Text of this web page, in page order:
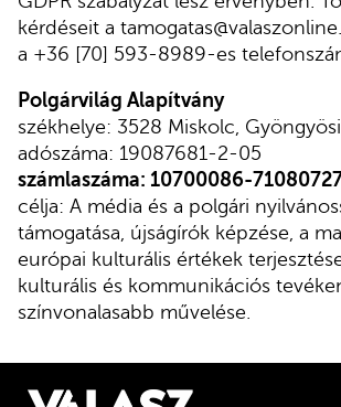
kérdéseit a
a +36 [70] 593-8989-es
Polgárvilág Alapítvány
székhelye: 3528 Miskolc,
adószáma: 19087681-2-05
számlaszáma: 10700086-
célja: A média és a polgári
támogatása, újságírók képzése, a
európai kulturális értékek
kulturális és kommunikációs
színvonalasabb művelése.